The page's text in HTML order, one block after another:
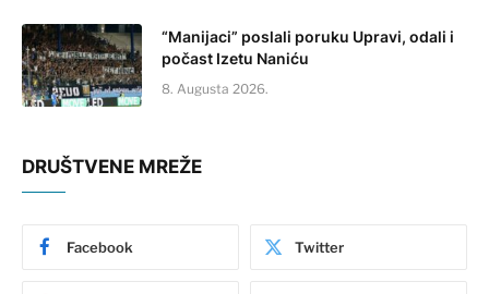
“Manijaci” poslali poruku Upravi, odali i
počast Izetu Naniću
8. Augusta 2026.
DRUŠTVENE MREŽE
Facebook Twitter